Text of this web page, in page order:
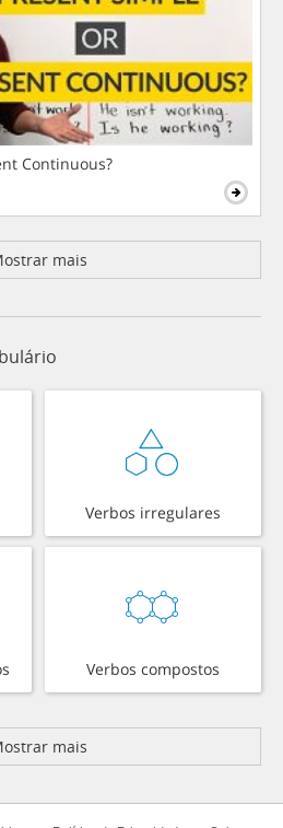
Continuous?
mais
Verbos irregulares
Verbos compostos
mais